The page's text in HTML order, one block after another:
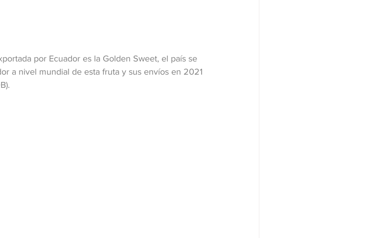
por Ecuador es la Golden Sweet, el país se
a nivel mundial de esta fruta y sus envíos en 2021